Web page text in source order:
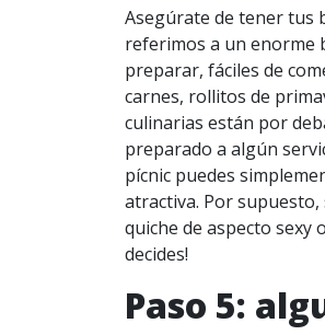
Asegúrate de tener tus
referimos a un enorme
preparar, fáciles de
carnes, rollitos de
culinarias están por
preparado a algún
pícnic puedes
atractiva. Por
quiche de aspecto sexy
decides!
Paso 5: